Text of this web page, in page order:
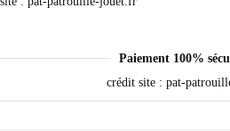
Paiement 100%